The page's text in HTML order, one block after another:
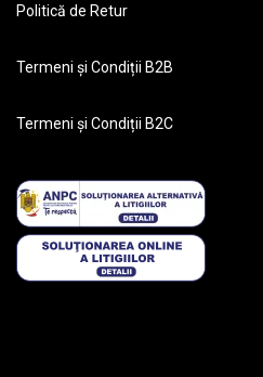
Politică de Retur
Termeni și Condiții B2B
Termeni și Condiții B2C